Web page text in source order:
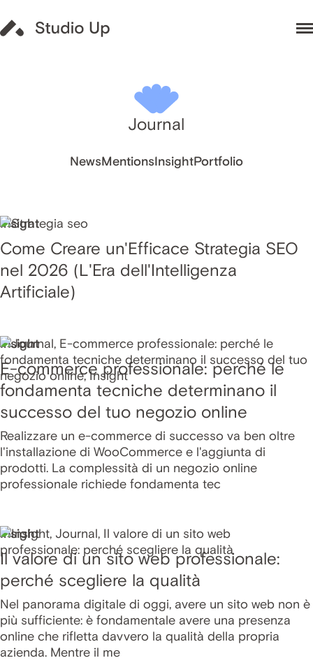
Journal
NewsMentionsInsightPortfolio
Insight
Come Creare un'Efficace Strategia SEO
nel 2026 (L'Era dell'Intelligenza
Artificiale)
Insight
E-commerce professionale: perché le
fondamenta tecniche determinano il
successo del tuo negozio online
Realizzare un e-commerce di successo va ben oltre
l'installazione di WooCommerce e l'aggiunta di
prodotti. La complessità di un negozio online
professionale richiede fondamenta tec
Insight
Il valore di un sito web professionale:
perché scegliere la qualità
Nel panorama digitale di oggi, avere un sito web non è
più sufficiente: è fondamentale avere una presenza
online che rifletta davvero la qualità della propria
azienda. Mentre il me